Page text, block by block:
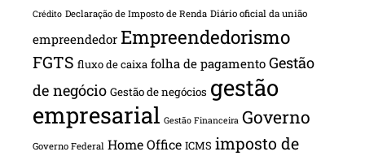
Crédito Declaração de Imposto de Renda Diário oficial da união
empreendedor Empreendedorismo
FGTS fluxo de caixa folha de pagamento Gestão
de negócio Gestão de negócios gestão
empresarial Gestão Financeira Governo
Governo Federal Home Office ICMS imposto de